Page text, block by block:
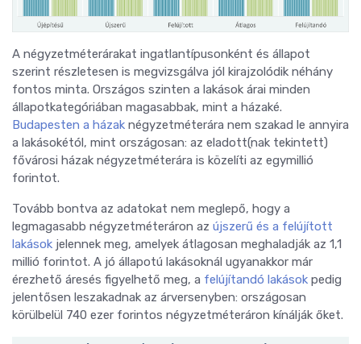
A négyzetméterárakat ingatlantípusonként és állapot
szerint részletesen is megvizsgálva jól kirajzolódik néhány
fontos minta. Országos szinten a lakások árai minden
állapotkategóriában magasabbak, mint a házaké.
Budapesten a házak négyzetméterára nem szakad le annyira
a lakásokétól, mint országosan: az eladott(nak tekintett)
fővárosi házak négyzetméterára is közelíti az egymillió
forintot.
Tovább bontva az adatokat nem meglepő, hogy a
legmagasabb négyzetméteráron az újszerű és a felújított
lakások jelennek meg, amelyek átlagosan meghaladják az 1,1
millió forintot. A jó állapotú lakásoknál ugyanakkor már
érezhető áresés figyelhető meg, a felújítandó lakások pedig
jelentősen leszakadnak az árversenyben: országosan
körülbelül 740 ezer forintos négyzetméteráron kínálják őket.